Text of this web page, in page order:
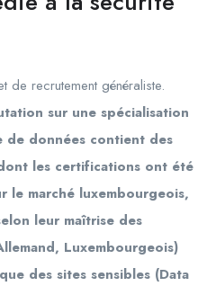
de recrutement généraliste.
sur une spécialisation
de données contient des
les certifications ont été
le marché luxembourgeois,
leur maîtrise des
Luxembourgeois)
des sites sensibles (Data